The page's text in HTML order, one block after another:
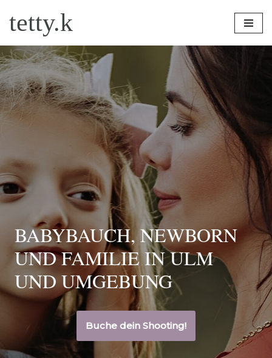
Zum
Inhalt
springen
tetty.k
BABYBAUCH, NEWBORN
UND FAMILIE IN ULM
UND UMGEBUNG
Buche dein Shooting!